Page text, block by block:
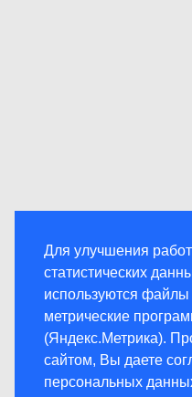
Для улучшения
статистических
используются файлы
метрические
(Яндекс.Метрика).
сайтом, Вы даете
персональных